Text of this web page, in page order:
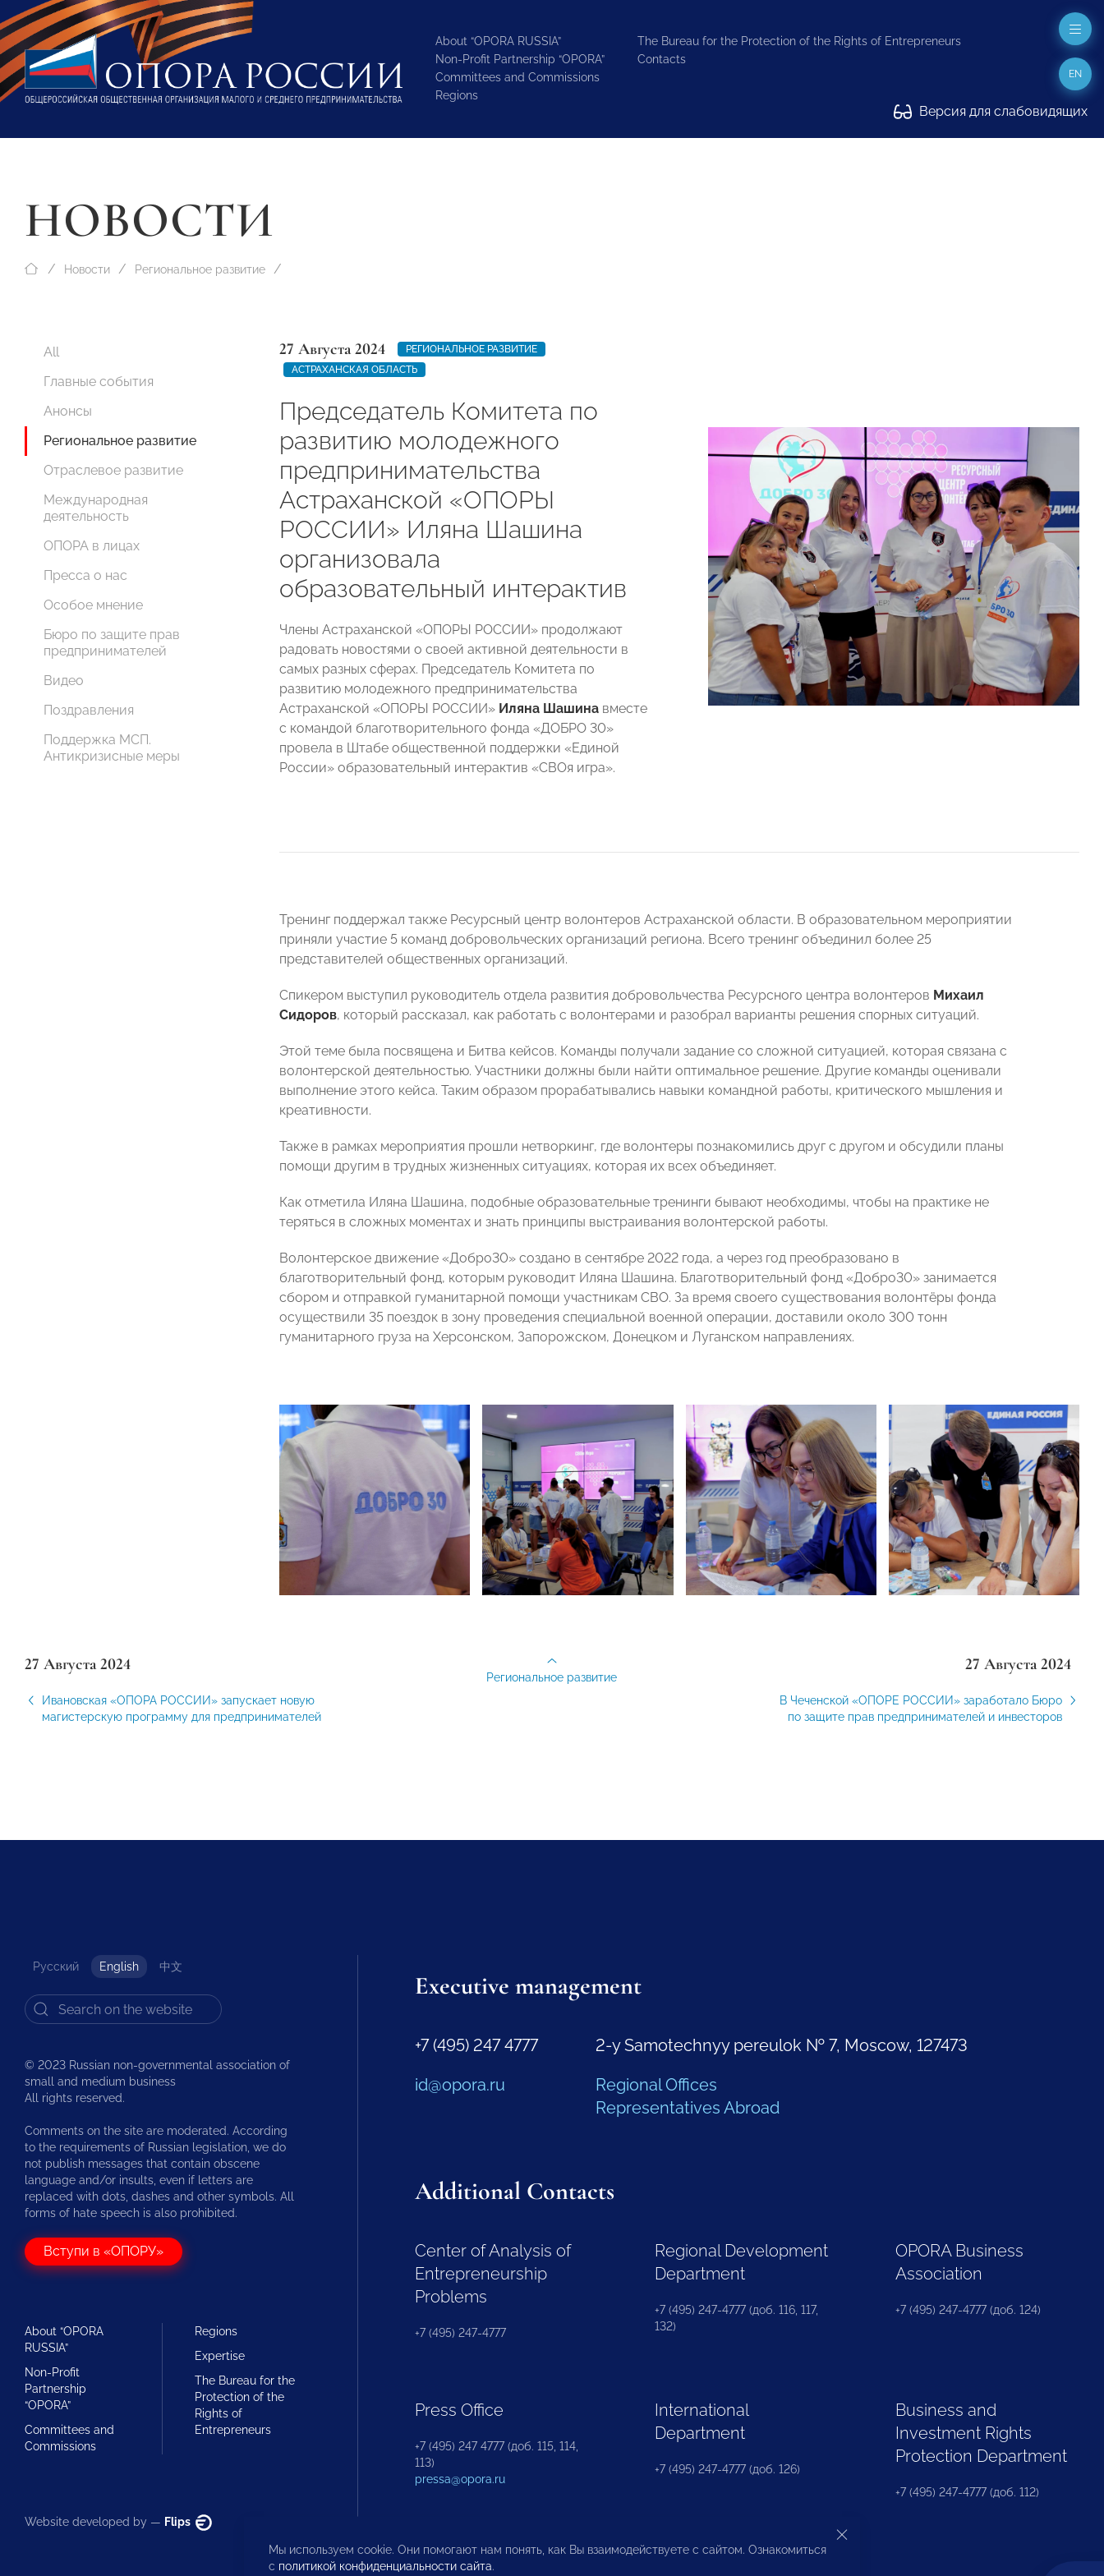
About “OPORA RUSSIA”
Non-Profit Partnership “OPORA”
Committees and Commissions
Regions
The Bureau for the Protection of the Rights of Entrepreneurs
Contacts
Версия для слабовидящих
EN
НОВОСТИ
Новости Региональное развитие
All
Главные события
Анонсы
Региональное развитие
Отраслевое развитие
Международная
деятельность
ОПОРА в лицах
Пресса о нас
Особое мнение
Бюро по защите прав
предпринимателей
Видео
Поздравления
Поддержка МСП.
Антикризисные меры
27 Августа 2024
РЕГИОНАЛЬНОЕ РАЗВИТИЕ
АСТРАХАНСКАЯ ОБЛАСТЬ
Председатель Комитета по
развитию молодежного
предпринимательства
Астраханской «ОПОРЫ
РОССИИ» Иляна Шашина
организовала
образовательный интерактив
Члены Астраханской «ОПОРЫ РОССИИ» продолжают
радовать новостями о своей активной деятельности в
самых разных сферах. Председатель Комитета по
развитию молодежного предпринимательства
Астраханской «ОПОРЫ РОССИИ» Иляна Шашина вместе
с командой благотворительного фонда «ДОБРО 30»
провела в Штабе общественной поддержки «Единой
России» образовательный интерактив «СВОя игра».
Тренинг поддержал также Ресурсный центр волонтеров Астраханской области. В образовательном мероприятии
приняли участие 5 команд добровольческих организаций региона. Всего тренинг объединил более 25
представителей общественных организаций.
Спикером выступил руководитель отдела развития добровольчества Ресурсного центра волонтеров Михаил
Сидоров, который рассказал, как работать с волонтерами и разобрал варианты решения спорных ситуаций.
Этой теме была посвящена и Битва кейсов. Команды получали задание со сложной ситуацией, которая связана с
волонтерской деятельностью. Участники должны были найти оптимальное решение. Другие команды оценивали
выполнение этого кейса. Таким образом прорабатывались навыки командной работы, критического мышления и
креативности.
Также в рамках мероприятия прошли нетворкинг, где волонтеры познакомились друг с другом и обсудили планы
помощи другим в трудных жизненных ситуациях, которая их всех объединяет.
Как отметила Иляна Шашина, подобные образовательные тренинги бывают необходимы, чтобы на практике не
теряться в сложных моментах и знать принципы выстраивания волонтерской работы.
Волонтерское движение «Добро30» создано в сентябре 2022 года, а через год преобразовано в
благотворительный фонд, которым руководит Иляна Шашина. Благотворительный фонд «Добро30» занимается
сбором и отправкой гуманитарной помощи участникам СВО. За время своего существования волонтёры фонда
осуществили 35 поездок в зону проведения специальной военной операции, доставили около 300 тонн
гуманитарного груза на Херсонском, Запорожском, Донецком и Луганском направлениях.
27 Августа 2024
Ивановская «ОПОРА РОССИИ» запускает новую
магистерскую программу для предпринимателей
27 Августа 2024
В Чеченской «ОПОРЕ РОССИИ» заработало Бюро
по защите прав предпринимателей и инвесторов
Региональное развитие
Русский English 中文
© 2023 Russian non-governmental association of
small and medium business
All rights reserved.
Comments on the site are moderated. According
to the requirements of Russian legislation, we do
not publish messages that contain obscene
language and/or insults, even if letters are
replaced with dots, dashes and other symbols. All
forms of hate speech is also prohibited.
Вступи в «ОПОРУ»
About “OPORA
RUSSIA”
Non-Profit
Partnership
“OPORA”
Committees and
Commissions
Regions
Expertise
The Bureau for the
Protection of the
Rights of
Entrepreneurs
Website developed by — Flips
Executive management
+7 (495) 247 4777
id@opora.ru
2-y Samotechnyy pereulok № 7, Moscow, 127473
Regional Offices
Representatives Abroad
Additional Contacts
Center of Analysis of
Entrepreneurship
Problems
+7 (495) 247-4777
Regional Development
Department
+7 (495) 247-4777 (доб. 116, 117,
132)
OPORA Business
Association
+7 (495) 247-4777 (доб. 124)
Press Office
+7 (495) 247 4777 (доб. 115, 114,
113)
pressa@opora.ru
International
Department
+7 (495) 247-4777 (доб. 126)
Business and
Investment Rights
Protection Department
+7 (495) 247-4777 (доб. 112)
Мы используем cookie. Они помогают нам понять, как Вы взаимодействуете с сайтом. Ознакомиться
с политикой конфиденциальности сайта.